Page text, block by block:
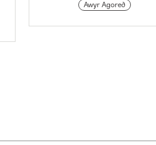
Awyr Agored